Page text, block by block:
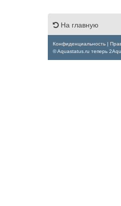
На главную
Конфиденциальность
© Aquastatus.ru теперь